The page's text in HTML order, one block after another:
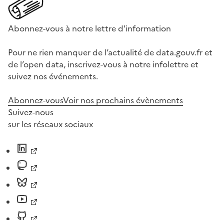
Abonnez-vous à notre lettre d'information
Pour ne rien manquer de l’actualité de data.gouv.fr et
de l’open data, inscrivez-vous à notre infolettre et
suivez nos événements.
Abonnez-vousVoir nos prochains évènements
Suivez-nous
sur les réseaux sociaux